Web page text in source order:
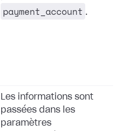
payment_account .
Les informations sont
passées dans les
paramètres